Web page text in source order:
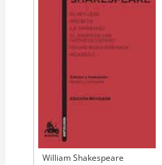
Autor
William Shakespeare